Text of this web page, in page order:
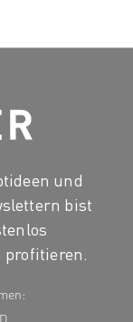
und
bist